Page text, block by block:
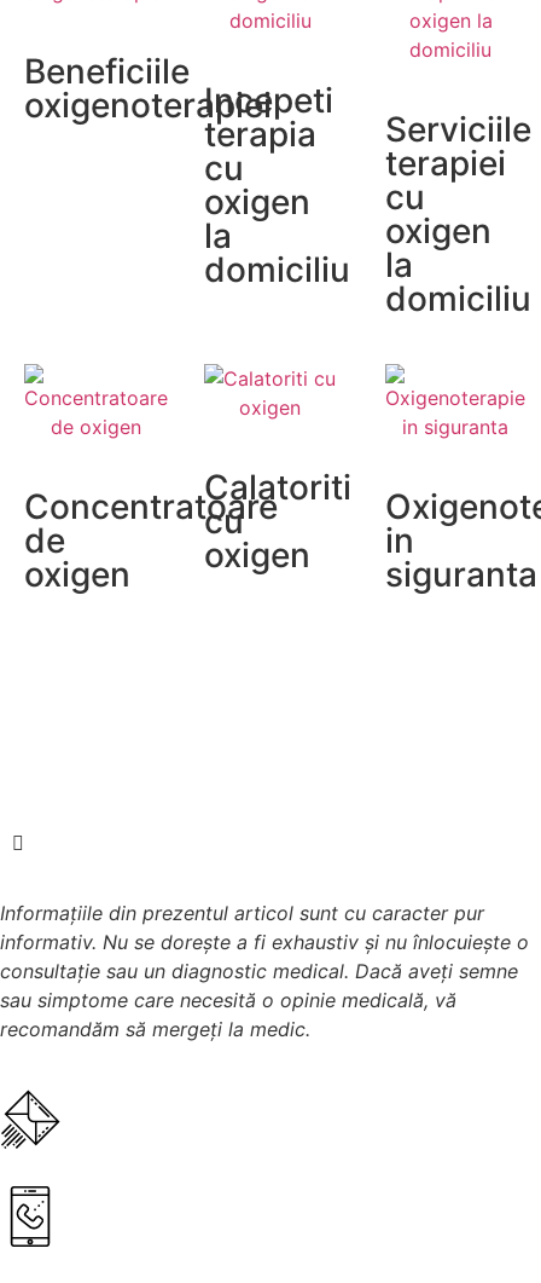
Beneficiile
oxigenoterapiei
Incepeti
terapia
cu
oxigen
la
domiciliu
Serviciile
terapiei
cu
oxigen
la
domiciliu
Concentratoare
de
oxigen
Calatoriti
cu
oxigen
in
siguranta
Informațiile din prezentul articol sunt cu caracter pur
informativ. Nu se dorește a fi exhaustiv și nu înlocuiește o
consultație sau un diagnostic medical. Dacă aveți semne
sau simptome care necesită o opinie medicală, vă
recomandăm să mergeți la medic.